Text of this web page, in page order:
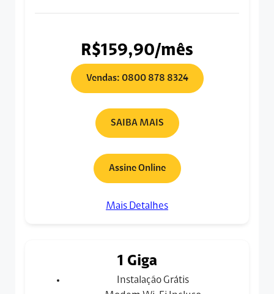
R$159,90/mês
Vendas: 0800 878 8324
SAIBA MAIS
Assine Online
Mais Detalhes
1 Giga
Instalação Grátis